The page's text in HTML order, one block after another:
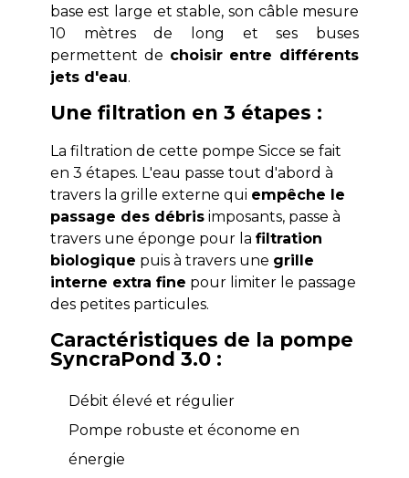
base est large et stable, son câble mesure
10 mètres de long et ses buses
permettent de choisir entre différents
jets d'eau.
Une filtration en 3 étapes :
La filtration de cette pompe Sicce se fait
en 3 étapes. L'eau passe tout d'abord à
travers la grille externe qui empêche le
passage des débrisimposants, passe à
travers une éponge pour la filtration
biologique puis à travers une grille
interne extra fine pour limiter le passage
des petites particules.
Caractéristiques de la pompe
SyncraPond 3.0 :
Débit élevé et régulier
Pompe robuste et économe en
énergie